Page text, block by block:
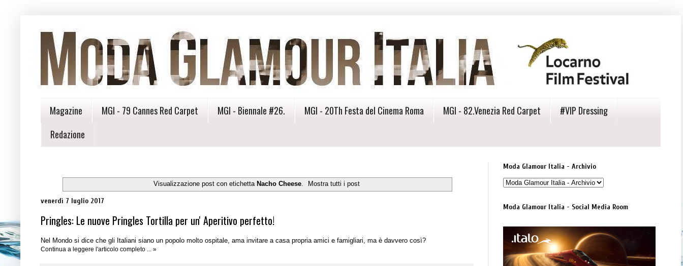
Magazine MGI - 79 Cannes Red Carpet MGI - Biennale #26. MGI - 20Th Festa del Cinema Roma MGI - 82.Venezia Red Carpet
#VIP Dressing
Redazione
Visualizzazione post con etichetta Nacho Cheese. Mostra tutti i post
venerdì 7 luglio 2017
Pringles: Le nuove Pringles Tortilla per un' Aperitivo perfetto!
Nel Mondo si dice che gli Italiani siano un popolo molto ospitale, ama invitare a casa propria amici e famigliari, ma è davvero così?
Continua a leggere l'articolo completo ... »
Moda Glamour Italia - Archivio
Moda Glamour Italia - Social Media Room